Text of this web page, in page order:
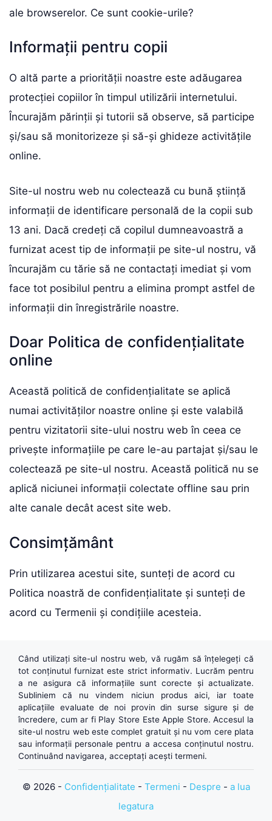
ale browserelor. Ce sunt cookie-urile?
Informații pentru copii
O altă parte a priorității noastre este adăugarea
protecției copiilor în timpul utilizării internetului.
Încurajăm părinții și tutorii să observe, să participe
și/sau să monitorizeze și să-și ghideze activitățile
online.
Site-ul nostru web nu colectează cu bună știință
informații de identificare personală de la copii sub
13 ani. Dacă credeți că copilul dumneavoastră a
furnizat acest tip de informații pe site-ul nostru, vă
încurajăm cu tărie să ne contactați imediat și vom
face tot posibilul pentru a elimina prompt astfel de
informații din înregistrările noastre.
Doar Politica de confidențialitate
online
Această politică de confidențialitate se aplică
numai activităților noastre online și este valabilă
pentru vizitatorii site-ului nostru web în ceea ce
privește informațiile pe care le-au partajat și/sau le
colectează pe site-ul nostru. Această politică nu se
aplică niciunei informații colectate offline sau prin
alte canale decât acest site web.
Consimţământ
Prin utilizarea acestui site, sunteți de acord cu
Politica noastră de confidențialitate și sunteți de
acord cu Termenii și condițiile acesteia.
Când utilizați site-ul nostru web, vă rugăm să înțelegeți că
tot conținutul furnizat este strict informativ. Lucrăm pentru
a ne asigura că informațiile sunt corecte și actualizate.
Subliniem că nu vindem niciun produs aici, iar toate
aplicațiile evaluate de noi provin din surse sigure și de
încredere, cum ar fi Play Store EsteApple Store. Accesul la
site-ul nostru web este complet gratuit și nu vom cere plata
sau informații personale pentru a accesa conținutul nostru.
Continuând navigarea, acceptați acești termeni.
© 2026 - Confidențialitate - Termeni - Despre - a lua
legatura